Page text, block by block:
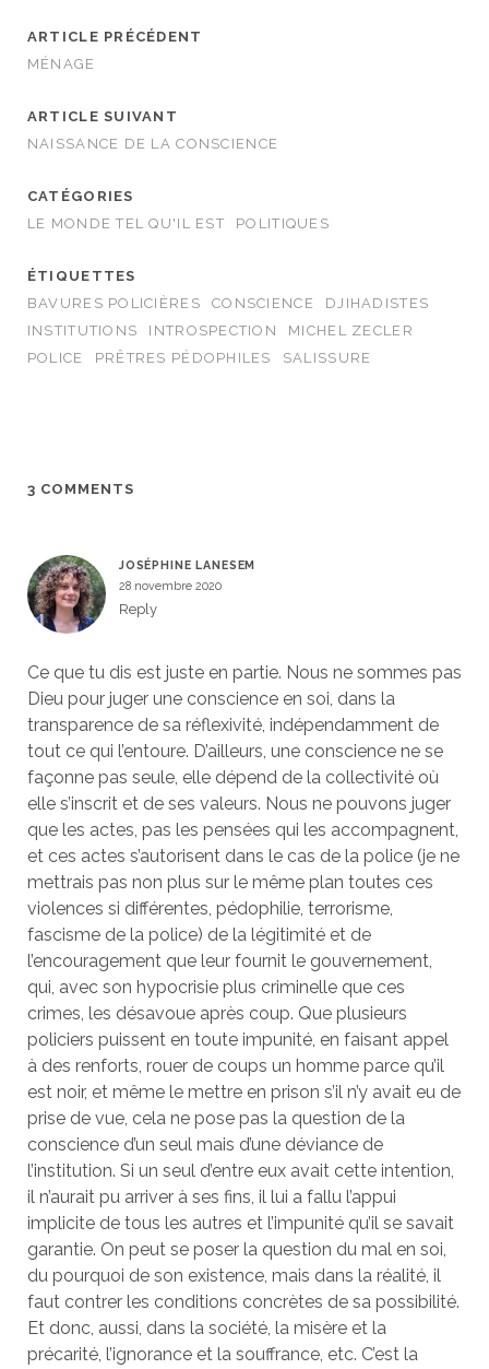
ARTICLE PRÉCÉDENT
MÉNAGE
ARTICLE SUIVANT
NAISSANCE DE LA CONSCIENCE
CATÉGORIES
LE MONDE TEL QU'IL EST
POLITIQUES
ÉTIQUETTES
BAVURES POLICIÈRES
CONSCIENCE
DJIHADISTES
INSTITUTIONS
INTROSPECTION
MICHEL ZECLER
POLICE
PRÊTRES PÉDOPHILES SALISSURE
3 COMMENTS
JOSÉPHINE LANESEM
28 novembre 2020
Reply
Ce que tu dis est juste en partie. Nous ne sommes pas
Dieu pour juger une conscience en soi, dans la
transparence de sa réflexivité, indépendamment de
tout ce qui l’entoure. D’ailleurs, une conscience ne se
façonne pas seule, elle dépend de la collectivité où
elle s’inscrit et de ses valeurs. Nous ne pouvons juger
que les actes, pas les pensées qui les accompagnent,
et ces actes s’autorisent dans le cas de la police (je ne
mettrais pas non plus sur le même plan toutes ces
violences si différentes, pédophilie, terrorisme,
fascisme de la police) de la légitimité et de
l’encouragement que leur fournit le gouvernement,
qui, avec son hypocrisie plus criminelle que ces
crimes, les désavoue après coup. Que plusieurs
policiers puissent en toute impunité, en faisant appel
à des renforts, rouer de coups un homme parce qu’il
est noir, et même le mettre en prison s’il n’y avait eu de
prise de vue, cela ne pose pas la question de la
conscience d’un seul mais d’une déviance de
l’institution. Si un seul d’entre eux avait cette intention,
il n’aurait pu arriver à ses fins, il lui a fallu l’appui
implicite de tous les autres et l’impunité qu’il se savait
garantie. On peut se poser la question du mal en soi,
du pourquoi de son existence, mais dans la réalité, il
faut contrer les conditions concrètes de sa possibilité.
Et donc, aussi, dans la société, la misère et la
précarité, l’ignorance et la souffrance, etc. C’est la